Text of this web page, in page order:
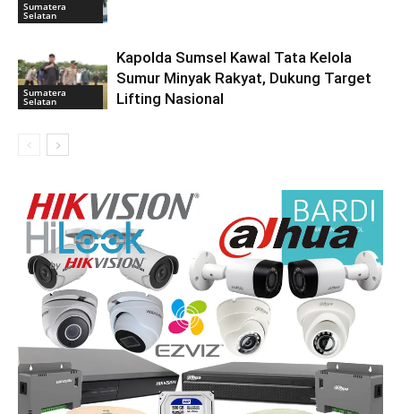
Sumatera
Selatan
Sumatera
Selatan
Kapolda Sumsel Kawal Tata Kelola
Sumur Minyak Rakyat, Dukung Target
Lifting Nasional